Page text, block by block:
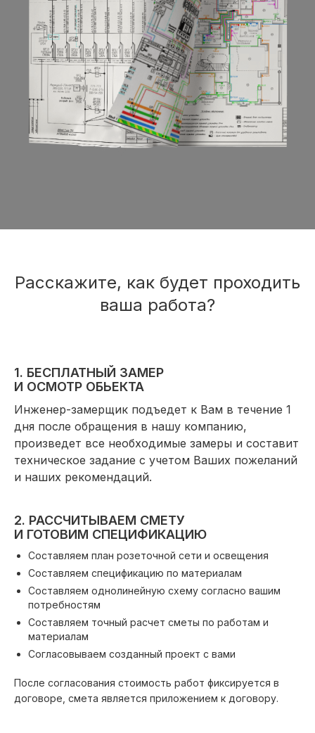
Расскажите, как будет проходить
ваша работа?
1. БЕСПЛАТНЫЙ ЗАМЕР
И ОСМОТР ОБЬЕКТА
Инженер-замерщик подъедет к Вам в течение 1
дня после обращения в нашу компанию,
произведет все необходимые замеры и составит
техническое задание с учетом Ваших пожеланий
и наших рекомендаций.
2. РАССЧИТЫВАЕМ СМЕТУ
И ГОТОВИМ СПЕЦИФИКАЦИЮ
Составляем план розеточной сети и освещения
Составляем спецификацию по материалам
Составляем однолинейную схему согласно вашим
потребностям
Составляем точный расчет сметы по работам и
материалам
Согласовываем созданный проект с вами
После согласования стоимость работ фиксируется в
договоре, смета является приложением к договору.